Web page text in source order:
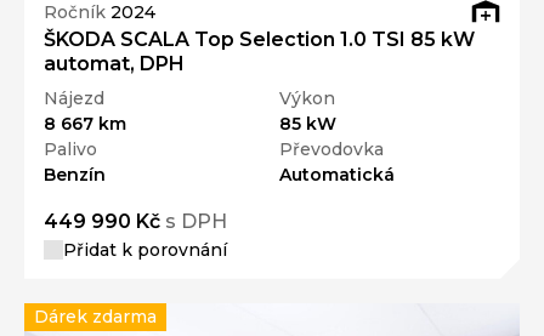
Ročník 2024
ŠKODA SCALA Top Selection 1.0 TSI 85 kW
automat, DPH
Nájezd
8 667 km
Výkon
85 kW
Palivo
Benzín
Převodovka
Automatická
449 990 Kč s DPH
Přidat k porovnání
Dárek zdarma